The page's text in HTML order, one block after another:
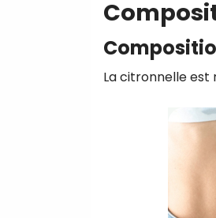
La citronnelle